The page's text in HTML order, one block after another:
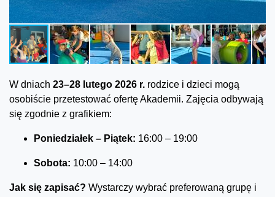
W dniach 23–28 lutego 2026 r. rodzice i dzieci mogą
osobiście przetestować ofertę Akademii. Zajęcia odbywają
się zgodnie z grafikiem:
Poniedziałek – Piątek: 16:00 – 19:00
Sobota: 10:00 – 14:00
Jak się zapisać? Wystarczy wybrać preferowaną grupę i